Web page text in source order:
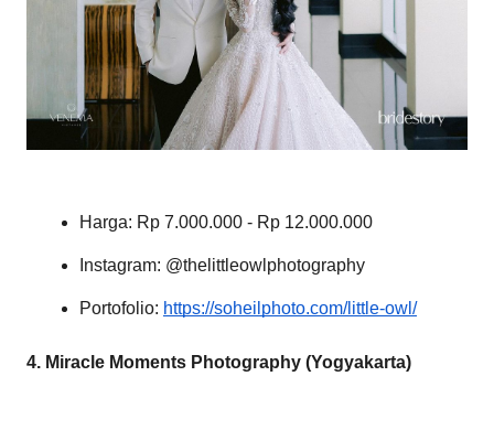
Harga: Rp 7.000.000 - Rp 12.000.000
Instagram: @thelittleowlphotography
Portofolio: https://soheilphoto.com/little-owl/
4. Miracle Moments Photography (Yogyakarta)